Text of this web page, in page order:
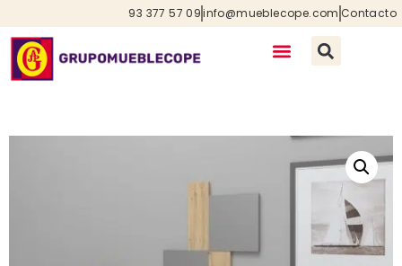
93 377 57 09info@mueblecope.com Contacto